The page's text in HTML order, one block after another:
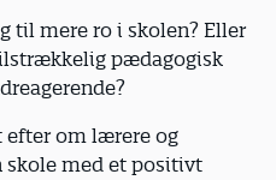
til mere ro i skolen? Eller
pædagogisk
efter om lærere og
skole med et positivt